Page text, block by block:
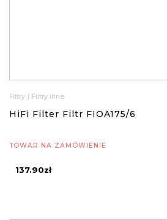
Filtry | Filtry inne
HiFi Filter Filtr FIOA175/6
TOWAR NA ZAMÓWIENIE
137.90zł